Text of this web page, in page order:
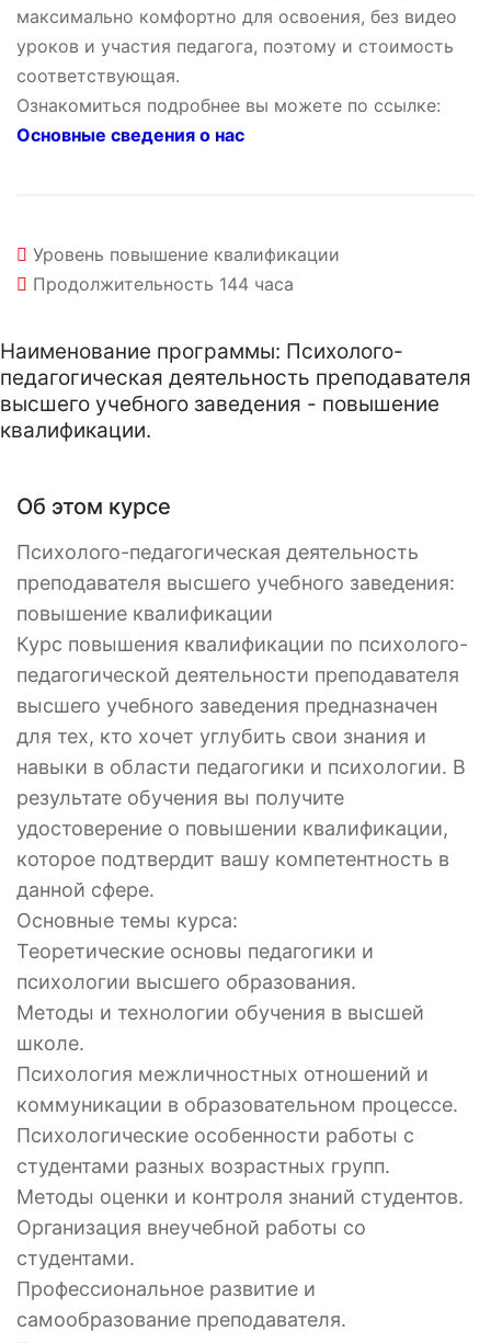
максимально комфортно для освоения, без видео
уроков и участия педагога, поэтому и стоимость
соответствующая.
Ознакомиться подробнее вы можете по ссылке:
Основные сведения о нас
Уровень повышение квалификации
Продолжительность 144 часа
Наименование программы: Психолого-
педагогическая деятельность преподавателя
высшего учебного заведения - повышение
квалификации.
Об этом курсе
Психолого-педагогическая деятельность
преподавателя высшего учебного заведения:
повышение квалификации
Курс повышения квалификации по психолого-
педагогической деятельности преподавателя
высшего учебного заведения предназначен
для тех, кто хочет углубить свои знания и
навыки в области педагогики и психологии. В
результате обучения вы получите
удостоверение о повышении квалификации,
которое подтвердит вашу компетентность в
данной сфере.
Основные темы курса:
Теоретические основы педагогики и
психологии высшего образования.
Методы и технологии обучения в высшей
школе.
Психология межличностных отношений и
коммуникации в образовательном процессе.
Психологические особенности работы с
студентами разных возрастных групп.
Методы оценки и контроля знаний студентов.
Организация внеучебной работы со
студентами.
Профессиональное развитие и
самообразование преподавателя.